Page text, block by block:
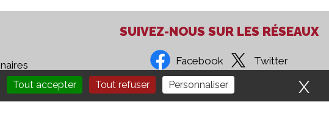
SUIVEZ-NOUS SUR LES RÉSEAUX
Facebook Twitter
Recrutement Administration
Tout accepter Tout refuser Personnaliser X